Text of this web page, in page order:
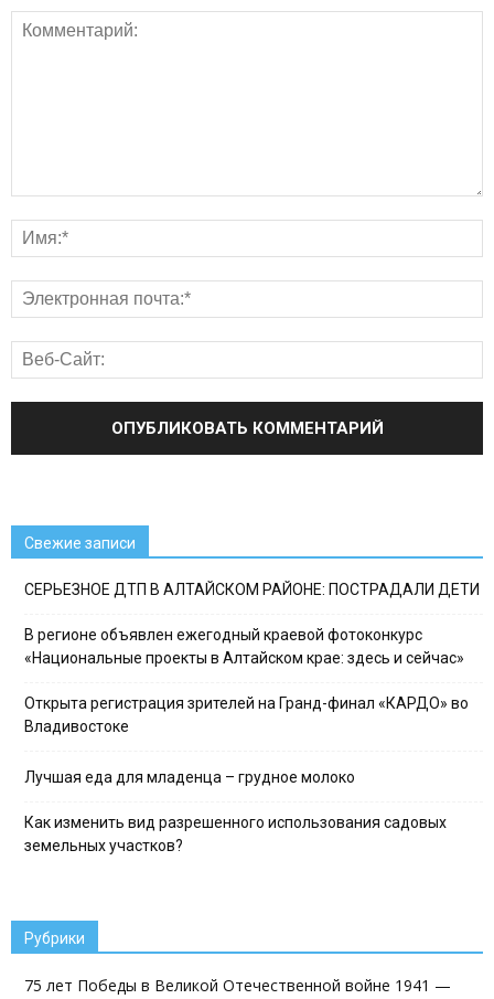
Свежие записи
СЕРЬЕЗНОЕ ДТП В АЛТАЙСКОМ РАЙОНЕ: ПОСТРАДАЛИ ДЕТИ
В регионе объявлен ежегодный краевой фотоконкурс
«Национальные проекты в Алтайском крае: здесь и сейчас»
Открыта регистрация зрителей на Гранд-финал «КАРДО» во
Владивостоке
Лучшая еда для младенца – грудное молоко
Как изменить вид разрешенного использования садовых
земельных участков?
Рубрики
75 лет Победы в Великой Отечественной войне 1941 —